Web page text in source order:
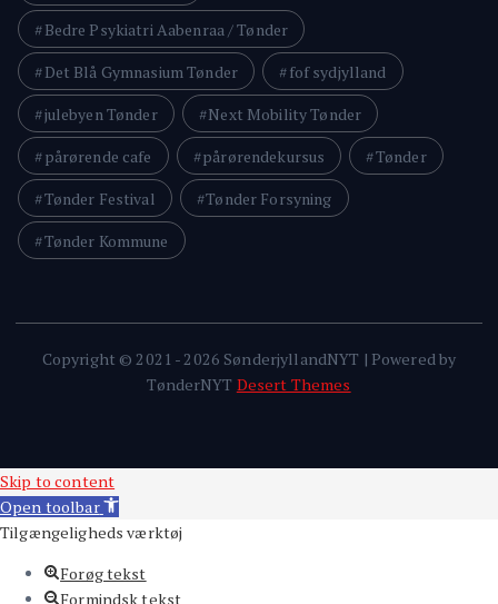
Bedre Psykiatri Aabenraa / Tønder
Det Blå Gymnasium Tønder
fof sydjylland
julebyen Tønder
Next Mobility Tønder
pårørende cafe
pårørendekursus
Tønder
Tønder Festival
Tønder Forsyning
Tønder Kommune
Copyright © 2021 - 2026 SønderjyllandNYT | Powered by
TønderNYT Desert Themes
Skip to content
Open toolbar
Tilgængeligheds værktøj
Forøg tekst
Formindsk tekst